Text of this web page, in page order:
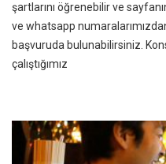
şartlarını öğrenebilir ve
ve whatsapp
başvuruda bulunabilirsiniz.
çalıştığımız